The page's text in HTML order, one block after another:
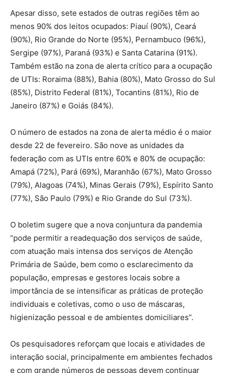
Apesar disso, sete estados de outras regiões têm ao
menos 90% dos leitos ocupados: Piauí (90%), Ceará
(90%), Rio Grande do Norte (95%), Pernambuco (96%),
Sergipe (97%), Paraná (93%) e Santa Catarina (91%).
Também estão na zona de alerta crítico para a ocupação
de UTIs: Roraima (88%), Bahia (80%), Mato Grosso do Sul
(85%), Distrito Federal (81%), Tocantins (81%), Rio de
Janeiro (87%) e Goiás (84%).
O número de estados na zona de alerta médio é o maior
desde 22 de fevereiro. São nove as unidades da
federação com as UTIs entre 60% e 80% de ocupação:
Amapá (72%), Pará (69%), Maranhão (67%), Mato Grosso
(79%), Alagoas (74%), Minas Gerais (79%), Espírito Santo
(77%), São Paulo (79%) e Rio Grande do Sul (73%).
O boletim sugere que a nova conjuntura da pandemia
“pode permitir a readequação dos serviços de saúde,
com atuação mais intensa dos serviços de Atenção
Primária de Saúde, bem como o esclarecimento da
população, empresas e gestores locais sobre a
importância de se intensificar as práticas de proteção
individuais e coletivas, como o uso de máscaras,
higienização pessoal e de ambientes domiciliares”.
Os pesquisadores reforçam que locais e atividades de
interação social, principalmente em ambientes fechados
e com grande números de pessoas devem continuar